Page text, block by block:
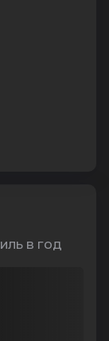
в год